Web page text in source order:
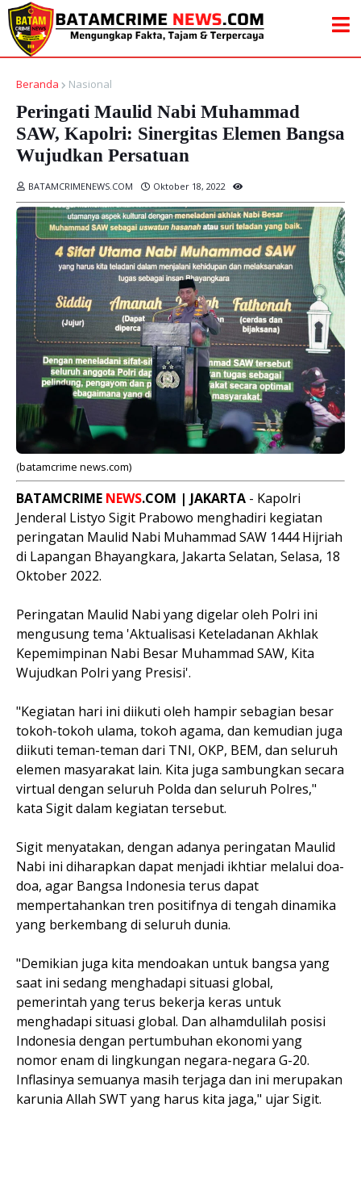
Beranda Nasional
Peringati Maulid Nabi Muhammad
SAW, Kapolri: Sinergitas Elemen Bangsa
Wujudkan Persatuan
BATAMCRIMENEWS.COM Oktober 18, 2022
(batamcrime news.com)
BATAMCRIME NEWS.COM | JAKARTA - Kapolri
Jenderal Listyo Sigit Prabowo menghadiri kegiatan
peringatan Maulid Nabi Muhammad SAW 1444 Hijriah
di Lapangan Bhayangkara, Jakarta Selatan, Selasa, 18
Oktober 2022.
Peringatan Maulid Nabi yang digelar oleh Polri ini
mengusung tema 'Aktualisasi Keteladanan Akhlak
Kepemimpinan Nabi Besar Muhammad SAW, Kita
Wujudkan Polri yang Presisi'.
"Kegiatan hari ini diikuti oleh hampir sebagian besar
tokoh-tokoh ulama, tokoh agama, dan kemudian juga
diikuti teman-teman dari TNI, OKP, BEM, dan seluruh
elemen masyarakat lain. Kita juga sambungkan secara
virtual dengan seluruh Polda dan seluruh Polres,"
kata Sigit dalam kegiatan tersebut.
Sigit menyatakan, dengan adanya peringatan Maulid
Nabi ini diharapkan dapat menjadi ikhtiar melalui doa-
doa, agar Bangsa Indonesia terus dapat
mempertahankan tren positifnya di tengah dinamika
yang berkembang di seluruh dunia.
"Demikian juga kita mendoakan untuk bangsa yang
saat ini sedang menghadapi situasi global,
pemerintah yang terus bekerja keras untuk
menghadapi situasi global. Dan alhamdulilah posisi
Indonesia dengan pertumbuhan ekonomi yang
nomor enam di lingkungan negara-negara G-20.
Inflasinya semuanya masih terjaga dan ini merupakan
karunia Allah SWT yang harus kita jaga," ujar Sigit.